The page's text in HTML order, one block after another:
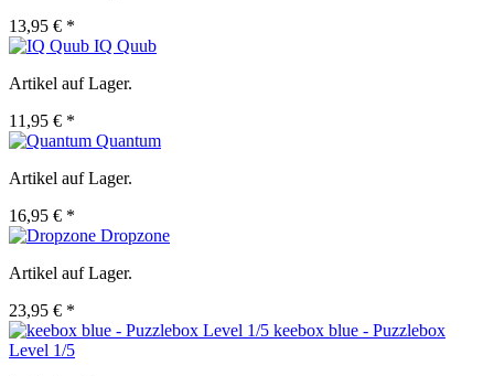
13,95 € *
IQ Quub
Artikel auf Lager.
11,95 € *
Quantum
Artikel auf Lager.
16,95 € *
Dropzone
Artikel auf Lager.
23,95 € *
keebox blue - Puzzlebox
Level 1/5